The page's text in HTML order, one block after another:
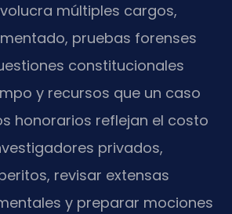
múltiples cargos,
pruebas forenses
constitucionales
y recursos que un caso
honorarios reflejan el costo
privados,
revisar extensas
y preparar mociones